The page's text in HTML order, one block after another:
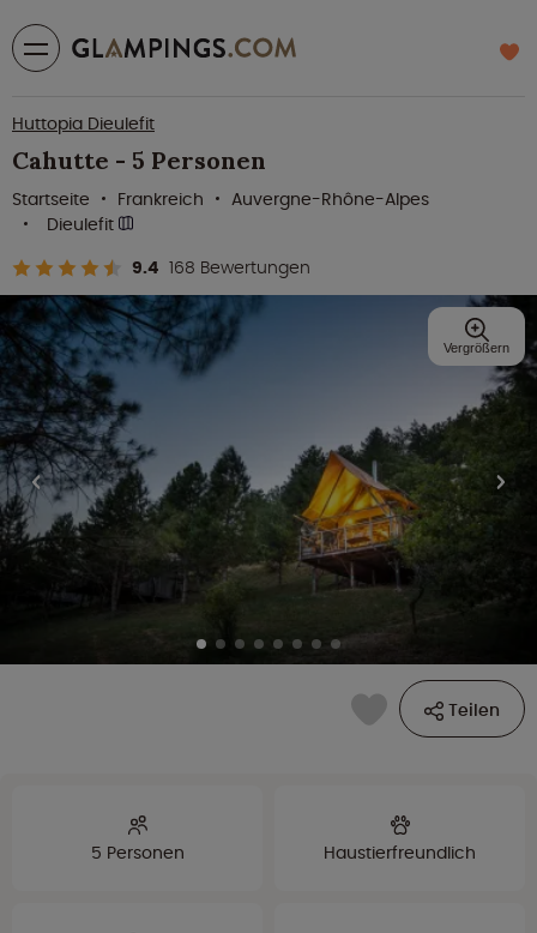
Huttopia Dieulefit
Cahutte - 5 Personen
9.4 168 Bewertungen
Startseite Frankreich
Auvergne-Rhône-Alpes
Dieulefit
Teilen
Vergrößern
5 Personen Haustierfreundlich